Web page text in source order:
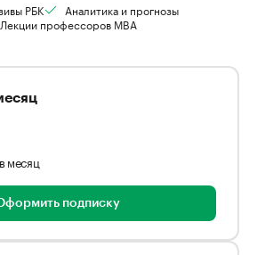
РБК
Аналитика и прогнозы
Лекции профессоров MBA
в месяц
подписку